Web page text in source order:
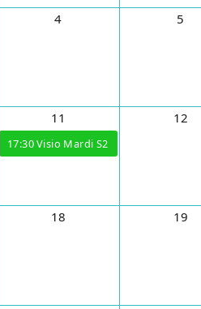
4 5
11
17:30Visio Mardi S2
12
18 19